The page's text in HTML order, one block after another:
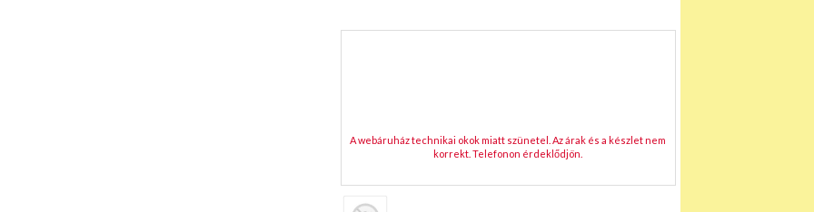
A webáruház technikai okok miatt szünetel. Az árak és a készlet nem
korrekt. Telefonon érdeklődjön.